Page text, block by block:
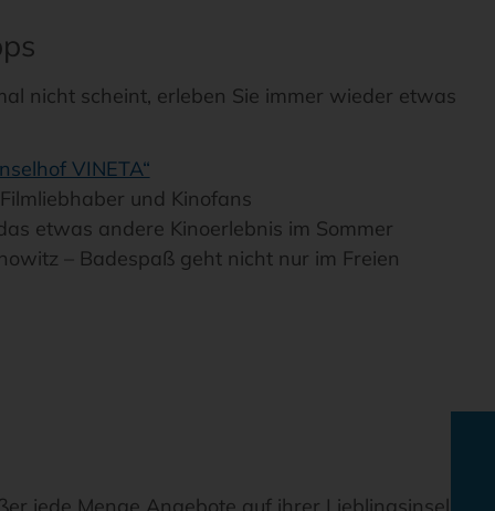
nicht scheint, erleben Sie immer wieder etwas
VINETA“
und Kinofans
etwas andere Kinoerlebnis im Sommer
– Badespaß geht nicht nur im Freien